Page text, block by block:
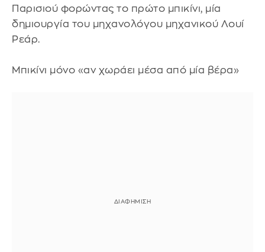
Παρισιού φορώντας το πρώτο μπικίνι, μία
δημιουργία του μηχανολόγου μηχανικού Λουί
Ρεάρ.
Mπικίνι μόνο «αν χωράει μέσα από μία βέρα»